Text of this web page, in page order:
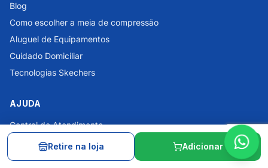
Blog
Como escolher a meia de compressão
Aluguel de Equipamentos
Cuidado Domiciliar
Tecnologias Skechers
AJUDA
Central de Atendimento
Dúvidas Frequentes
Política de Privacidade
Retire na loja Adicionar